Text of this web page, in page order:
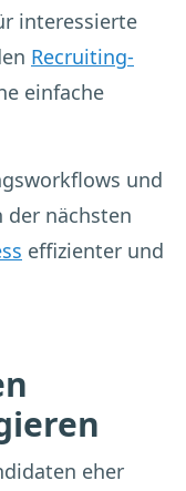
interessierte
Recruiting-
einfache
und
nächsten
effizienter und
eher